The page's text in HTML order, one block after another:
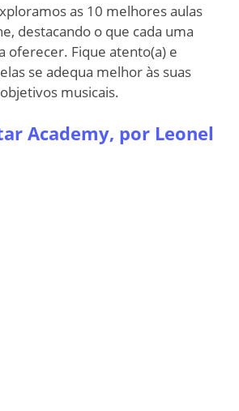
as 10 melhores aulas
destacando o que cada uma
oferecer. Fique atento(a) e
se adequa melhor às suas
musicais.
Academy, por Leonel